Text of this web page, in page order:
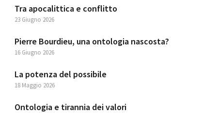
Tra apocalittica e conflitto
23 Giugno 2026
Pierre Bourdieu, una ontologia nascosta?
16 Giugno 2026
La potenza del possibile
18 Maggio 2026
Ontologia e tirannia dei valori